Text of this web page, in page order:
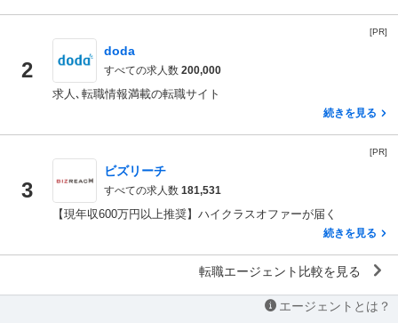
[PR]
2
doda
すべての求人数 200,000
求人､転職情報満載の転職サイト
続きを見る
[PR]
3
ビズリーチ
すべての求人数 181,531
【現年収600万円以上推奨】ハイクラスオファーが届く
続きを見る
転職エージェント比較を見る
エージェントとは？